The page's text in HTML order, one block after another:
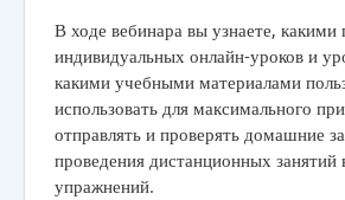
В ходе вебинара вы узнаете,
индивидуальных онлайн-уроков и
какими учебными материалами
использовать для максимального
отправлять и проверять домашние
проведения дистанционных
упражнений.